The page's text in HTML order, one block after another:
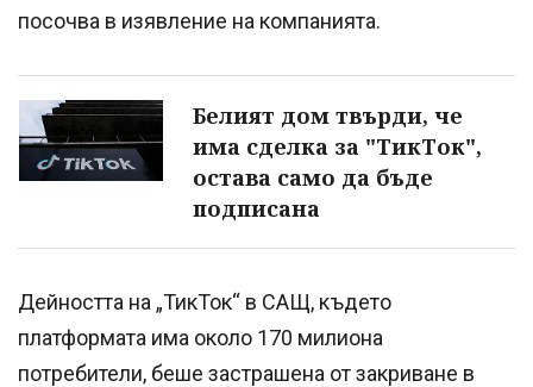
посочва в изявление на компанията.
Белият дом твърди, че
има сделка за "ТикТок",
остава само да бъде
подписана
Дейността на „ТикТок“ в САЩ, където
платформата има около 170 милиона
потребители, беше застрашена от закриване в